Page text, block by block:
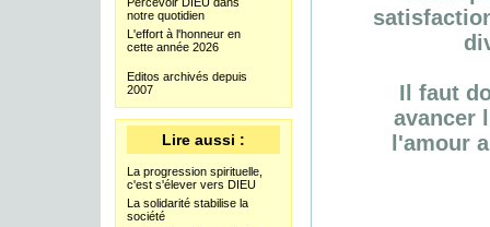
Il faut
avancer
l'amour
notre quotidien
L'effort à l'honneur en
cette année 2026
Editos archivés depuis
2007
Lire aussi :
La progression spirituelle,
c'est s'élever vers DIEU
La solidarité stabilise la
société